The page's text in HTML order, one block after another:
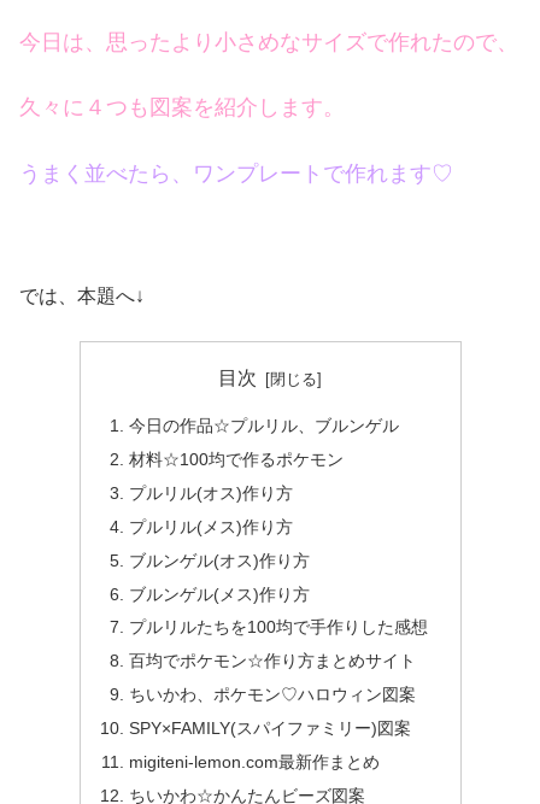
今日は、思ったより小さめなサイズで作れたので、
久々に４つも図案を紹介します。
うまく並べたら、ワンプレートで作れます♡
では、本題へ↓
目次
今日の作品☆プルリル、ブルンゲル
材料☆100均で作るポケモン
プルリル(オス)作り方
プルリル(メス)作り方
ブルンゲル(オス)作り方
ブルンゲル(メス)作り方
プルリルたちを100均で手作りした感想
百均でポケモン☆作り方まとめサイト
ちいかわ、ポケモン♡ハロウィン図案
SPY×FAMILY(スパイファミリー)図案
migiteni-lemon.com最新作まとめ
ちいかわ☆かんたんビーズ図案